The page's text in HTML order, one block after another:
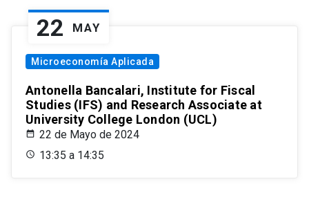
22 MAY
Microeconomía Aplicada
Antonella Bancalari, Institute for Fiscal
Studies (IFS) and Research Associate at
University College London (UCL)
22 de Mayo de 2024
13:35 a 14:35